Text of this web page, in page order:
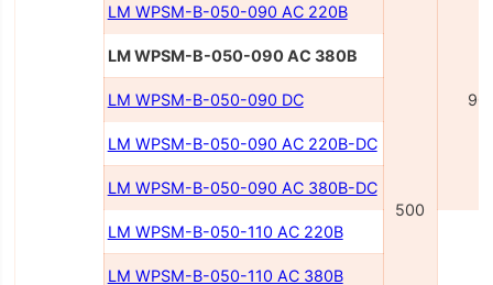
500
LM WPSM-B-050-090 AC 220В
LM WPSM-B-050-090 AC 380В
LM WPSM-B-050-090 DC
LM WPSM-B-050-090 AC 220В-DC
LM WPSM-B-050-090 AC 380В-DC
LM WPSM-B-050-110 AC 220В
LM WPSM-B-050-110 AC 380В